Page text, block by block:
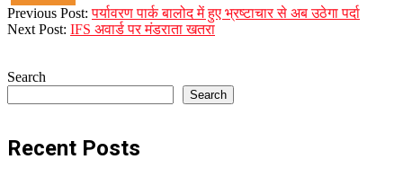
2026-
01-
Previous Post:पर्यावरण पार्क बालोद में हुए भ्रष्टाचार से अब उठेगा पर्दा
Next Post: IFS अवार्ड पर मंडराता खतरा
Search
Search
Recent Posts